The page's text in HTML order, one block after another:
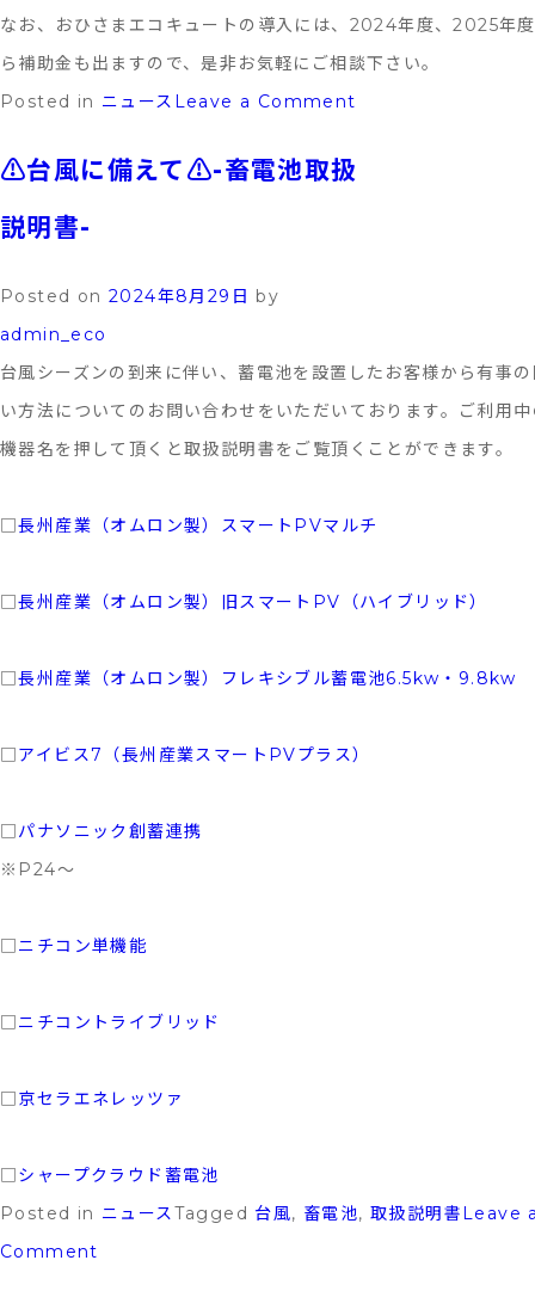
なお、おひさまエコキュートの導入には、2024年度、2025年
ら補助金も出ますので、是非お気軽にご相談下さい。
Posted in ニュース Leave a Comment
も
太
陽
発
の
気
か
⚠台風に備えて⚠-畜電池取扱
説明書-
Posted on2024年8月29日 by
admin_eco
台風シーズンの到来に伴い、蓄電池を設置したお客様から有事
い方法についてのお問い合わせをいただいております。ご利用
機器名を押して頂くと取扱説明書をご覧頂くことができます。
□長州産業（オムロン製）スマートPVマルチ
□長州産業（オムロン製）旧スマートPV（ハイブリッド）
□長州産業（オムロン製）フレキシブル蓄電池6.5kw・9.8kw
□アイビス7（長州産業スマートPVプラス）
□パナソニック創蓄連携
※P24〜
□ニチコン単機能
□ニチコントライブリッド
□京セラエネレッツァ
□シャープクラウド蓄電池
Posted in ニュースTagged台風, 畜電池,取扱説明書Leave
Comment